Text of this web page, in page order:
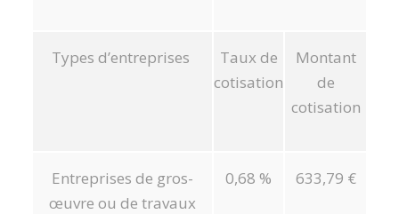
Types d’entreprises
Taux de
cotisation
Montant
de
cotisation
Entreprises de gros-
œuvre ou de travaux
0,68 % 633,79 €